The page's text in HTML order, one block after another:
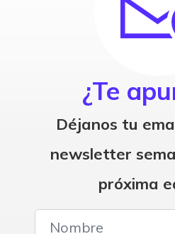
¿Te
Déjanos tu
newsletter
próxima